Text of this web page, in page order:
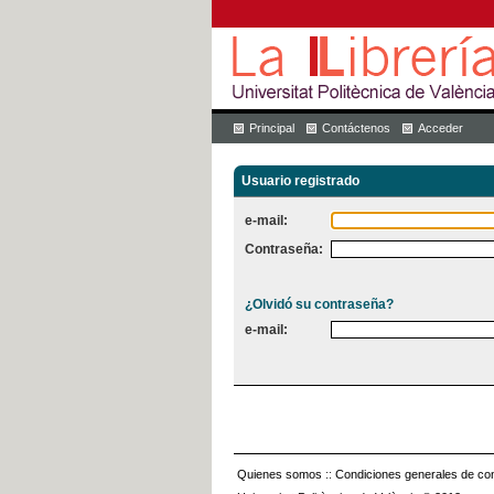
Principal Contáctenos Acceder
Usuario registrado
e-mail:
Contraseña:
¿Olvidó su contraseña?
e-mail:
Quienes somos :: Condiciones generales de